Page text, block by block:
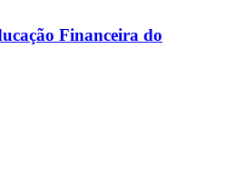
Financeira do